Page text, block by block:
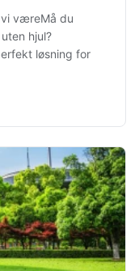
væreMå du
hjul?
løsning for